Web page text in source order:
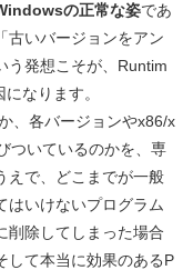
の正常な姿であ
古いバージョンをアン
う発想こそが、Runtim
なります。
、各バージョンやx86/x
ついているのかを、専
えで、どこまでが一般
はいけないプログラム
削除してしまった場合
して本当に効果のあるP